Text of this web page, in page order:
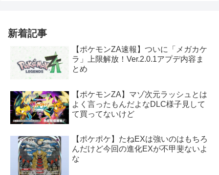
新着記事
【ポケモンZA速報】ついに「メガカケ
ラ」上限解放！Ver.2.0.1アプデ内容ま
とめ
【ポケモンZA】マゾ次元ラッシュとは
よく言ったもんだよなDLC様子見して
て買ってないけど
【ポケポケ】たねEXは強いのはもちろ
んだけど今回の進化EXが不甲斐ないよ
な